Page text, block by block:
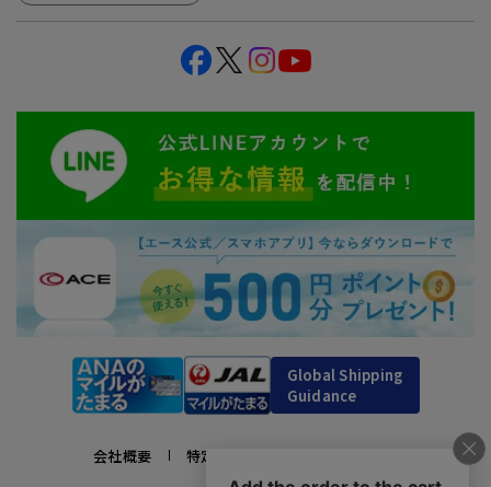
Global Shipping
Guidance
会社概要 特定商取引法に基づく表示